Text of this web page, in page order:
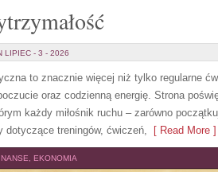
LIPIEC - 3 - 2026
to znacznie więcej niż tylko regularne
oraz codzienną energię. Strona
każdy miłośnik ruchu – zarówno
dotyczące treningów, ćwiczeń, [ Read More ]
EKONOMIA